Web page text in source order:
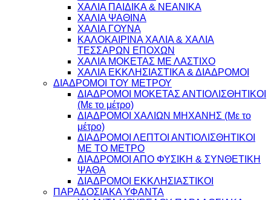
ΧΑΛΙΑ ΠΑΙΔΙΚΑ & ΝΕΑΝΙΚΑ
ΧΑΛΙΑ ΨΑΘΙΝΑ
ΧΑΛΙΑ ΓΟΥΝΑ
ΚΑΛΟΚΑΙΡΙΝΑ ΧΑΛΙΑ & ΧΑΛΙΑ
ΤΕΣΣΑΡΩΝ ΕΠΟΧΩΝ
ΧΑΛΙΑ ΜΟΚΕΤΑΣ ΜΕ ΛΑΣΤΙΧΟ
ΧΑΛΙΑ ΕΚΚΛΗΣΙΑΣΤΙΚΑ & ΔΙΑΔΡΟΜΟΙ
ΔΙΑΔΡΟΜΟΙ ΤΟΥ ΜΕΤΡΟΥ
ΔΙΑΔΡΟΜΟΙ ΜΟΚΕΤΑΣ ΑΝΤΙΟΛΙΣΘΗΤΙΚΟΙ
(Με το μέτρο)
ΔΙΑΔΡΟΜΟΙ ΧΑΛΙΩΝ ΜΗΧΑΝΗΣ (Με το
μέτρο)
ΔΙΑΔΡΟΜΟΙ ΛΕΠΤΟΙ ΑΝΤΙΟΛΙΣΘΗΤΙΚΟΙ
ΜΕ ΤΟ ΜΕΤΡΟ
ΔΙΑΔΡΟΜΟΙ ΑΠΟ ΦΥΣΙΚΗ & ΣΥΝΘΕΤΙΚΗ
ΨΑΘΑ
ΔΙΑΔΡΟΜΟΙ ΕΚΚΛΗΣΙΑΣΤΙΚΟΙ
ΠΑΡΑΔΟΣΙΑΚΑ ΥΦΑΝΤΑ